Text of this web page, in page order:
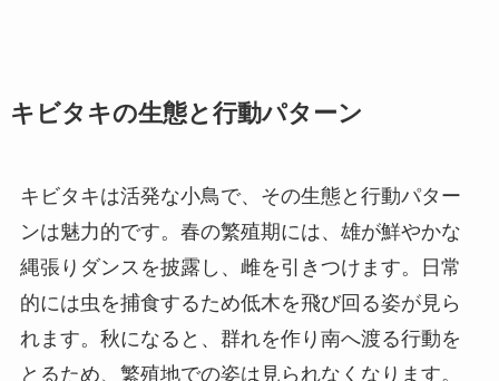
キビタキの生態と行動パターン
キビタキは活発な小鳥で、その生態と行動パター
ンは魅力的です。春の繁殖期には、雄が鮮やかな
縄張りダンスを披露し、雌を引きつけます。日常
的には虫を捕食するため低木を飛び回る姿が見ら
れます。秋になると、群れを作り南へ渡る行動を
とるため、繁殖地での姿は見られなくなります。